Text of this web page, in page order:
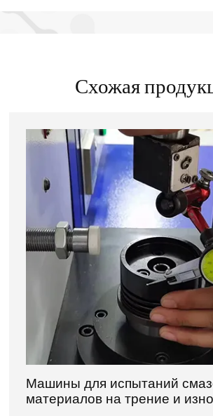
Схожая
Машины для испытаний
материалов на трение и